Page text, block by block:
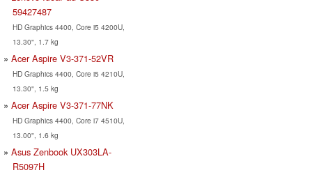
59427487
HD Graphics 4400, Core i5 4200U,
13.30", 1.7 kg
Acer Aspire V3-371-52VR
HD Graphics 4400, Core i5 4210U,
13.30", 1.5 kg
Acer Aspire V3-371-77NK
HD Graphics 4400, Core i7 4510U,
13.00", 1.6 kg
Asus Zenbook UX303LA-
R5097H